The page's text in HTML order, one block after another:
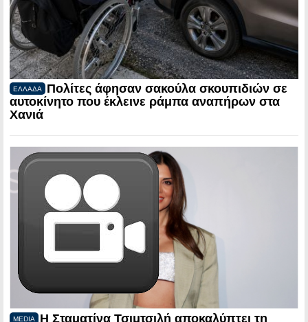
ΕΛΛΑΔΑ
Πολίτες άφησαν σακούλα σκουπιδιών σε
αυτοκίνητο που έκλεινε ράμπα αναπήρων στα
Χανιά
MEDIA
Η Σταματίνα Τσιμτσιλή αποκαλύπτει τη